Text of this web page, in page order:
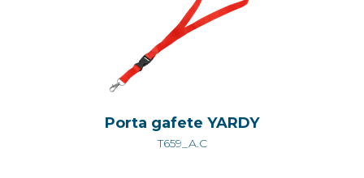
Porta gafete YARDY
T659_A.C